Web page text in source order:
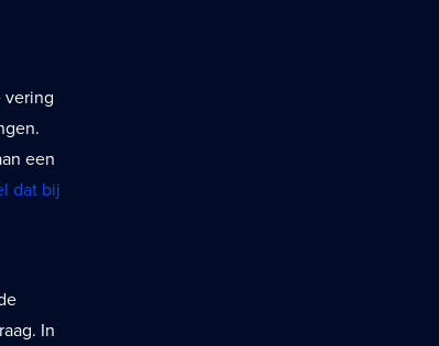
vering
een
dat bij
In